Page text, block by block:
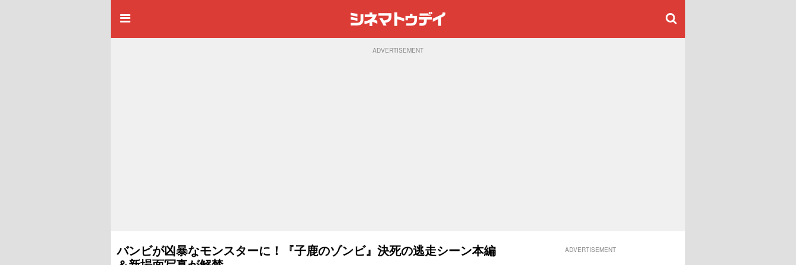
ADVERTISEMENT
バンビが凶暴なモンスターに！『子鹿のゾンビ』決死の逃走シーン本編
ADVERTISEMENT